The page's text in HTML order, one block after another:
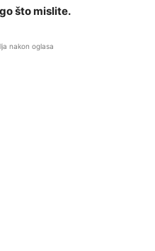
što mislite.
nakon oglasa